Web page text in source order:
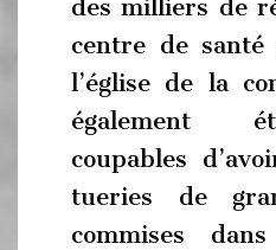
des milliers de
centre de
l’église de la
également
coupables
tueries de
commises